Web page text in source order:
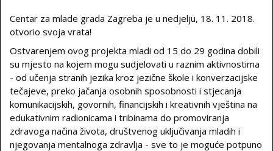
Centar za mlade grada Zagreba je u nedjelju, 18. 11. 2018.
otvorio svoja vrata!
Ostvarenjem ovog projekta mladi od 15 do 29 godina dobili
su mjesto na kojem mogu sudjelovati u raznim aktivnostima
- od učenja stranih jezika kroz jezične škole i konverzacijske
tečajeve, preko jačanja osobnih sposobnosti i stjecanja
komunikacijskih, govornih, financijskih i kreativnih vještina na
edukativnim radionicama i tribinama do promoviranja
zdravoga načina života, društvenog uključivanja mladih i
njegovanja mentalnoga zdravlja - sve to je moguće potpuno